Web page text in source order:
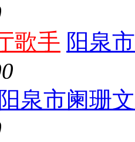
歌手 阳泉
阳泉市阑珊